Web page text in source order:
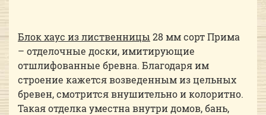
Блок хаус из лиственницы 28 мм сорт Прима
– отделочные доски, имитирующие
отшлифованные бревна. Благодаря им
строение кажется возведенным из цельных
бревен, смотрится внушительно и колоритно.
Такая отделка уместна внутри домов, бань,